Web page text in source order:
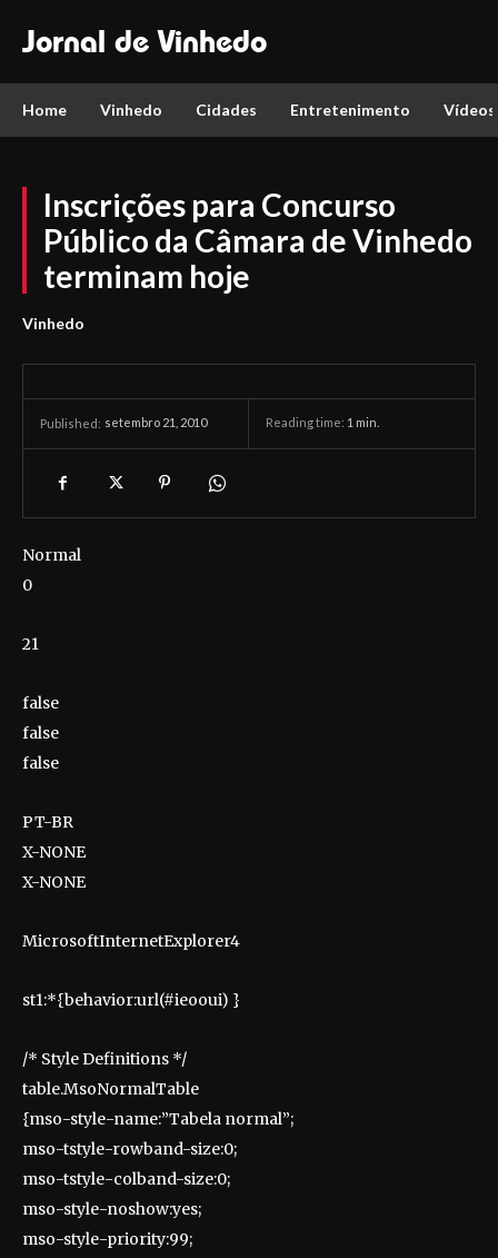
Jornal de Vinhedo
Home Vinhedo Cidades Entretenimento Vídeos
Inscrições para Concurso
Público da Câmara de Vinhedo
terminam hoje
Vinhedo
Published: setembro 21, 2010 Reading time: 1 min.
Normal
0
21
false
false
false
PT-BR
X-NONE
X-NONE
MicrosoftInternetExplorer4
st1:*{behavior:url(#ieooui) }
/* Style Definitions */
table.MsoNormalTable
{mso-style-name:”Tabela normal”;
mso-tstyle-rowband-size:0;
mso-tstyle-colband-size:0;
mso-style-noshow:yes;
mso-style-priority:99;